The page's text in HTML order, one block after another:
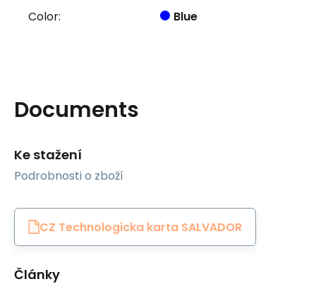
Color: Blue
Documents
Ke stažení
Podrobnosti o zboží
CZ Technologicka karta SALVADOR
Články